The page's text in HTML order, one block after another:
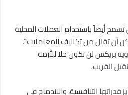
أيضاً باستخدام العملات المحلية
أن تقلل من تكاليف المعاملات”،
بريكس لن تكون حلا للأزمة
القريب.
قدراتها التنافسية، والاندماج في